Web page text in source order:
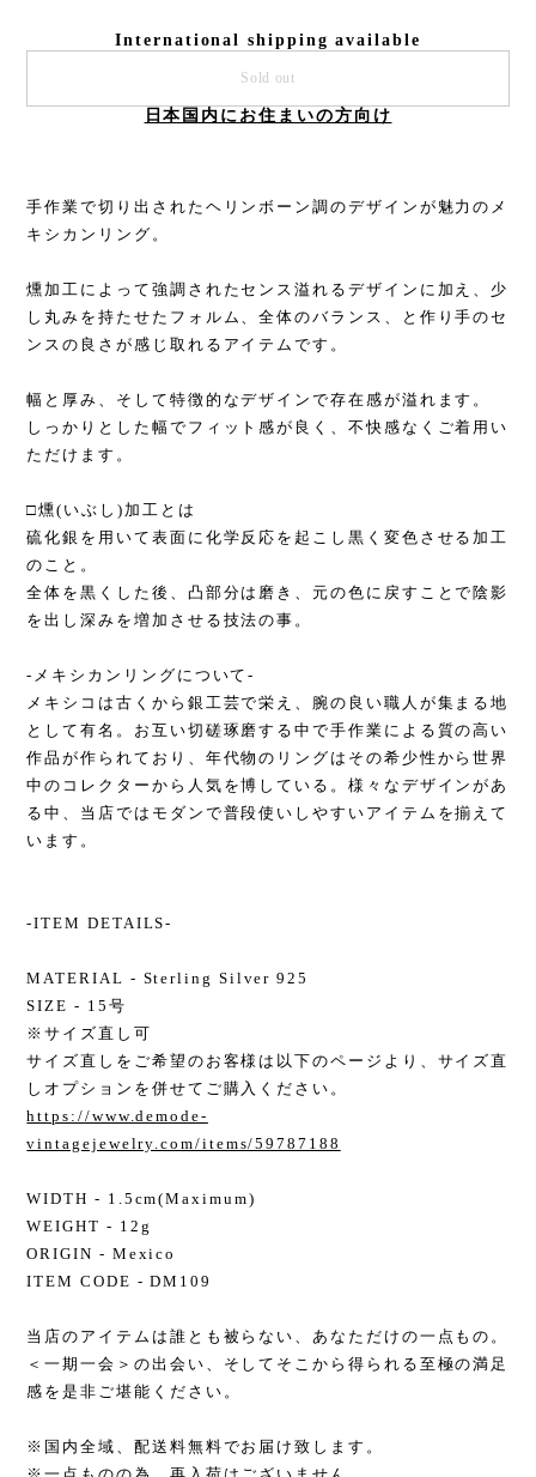
International shipping available
Sold out
日本国内にお住まいの方向け
手作業で切り出されたヘリンボーン調のデザインが魅力のメ
キシカンリング。
燻加工によって強調されたセンス溢れるデザインに加え、少
し丸みを持たせたフォルム、全体のバランス、と作り手のセ
ンスの良さが感じ取れるアイテムです。
幅と厚み、そして特徴的なデザインで存在感が溢れます。
しっかりとした幅でフィット感が良く、不快感なくご着用い
ただけます。
□燻(いぶし)加工とは
硫化銀を用いて表面に化学反応を起こし黒く変色させる加工
のこと。
全体を黒くした後、凸部分は磨き、元の色に戻すことで陰影
を出し深みを増加させる技法の事。
-メキシカンリングについて-
メキシコは古くから銀工芸で栄え、腕の良い職人が集まる地
として有名。お互い切磋琢磨する中で手作業による質の高い
作品が作られており、年代物のリングはその希少性から世界
中のコレクターから人気を博している。様々なデザインがあ
る中、当店ではモダンで普段使いしやすいアイテムを揃えて
います。
-ITEM DETAILS-
MATERIAL - Sterling Silver 925
SIZE - 15号
※サイズ直し可
サイズ直しをご希望のお客様は以下のページより、サイズ直
しオプションを併せてご購入ください。
https://www.demode-
vintagejewelry.com/items/59787188
WIDTH - 1.5cm(Maximum)
WEIGHT - 12g
ORIGIN - Mexico
ITEM CODE - DM109
当店のアイテムは誰とも被らない、あなただけの一点もの。
＜一期一会＞の出会い、そしてそこから得られる至極の満足
感を是非ご堪能ください。
※国内全域、配送料無料でお届け致します。